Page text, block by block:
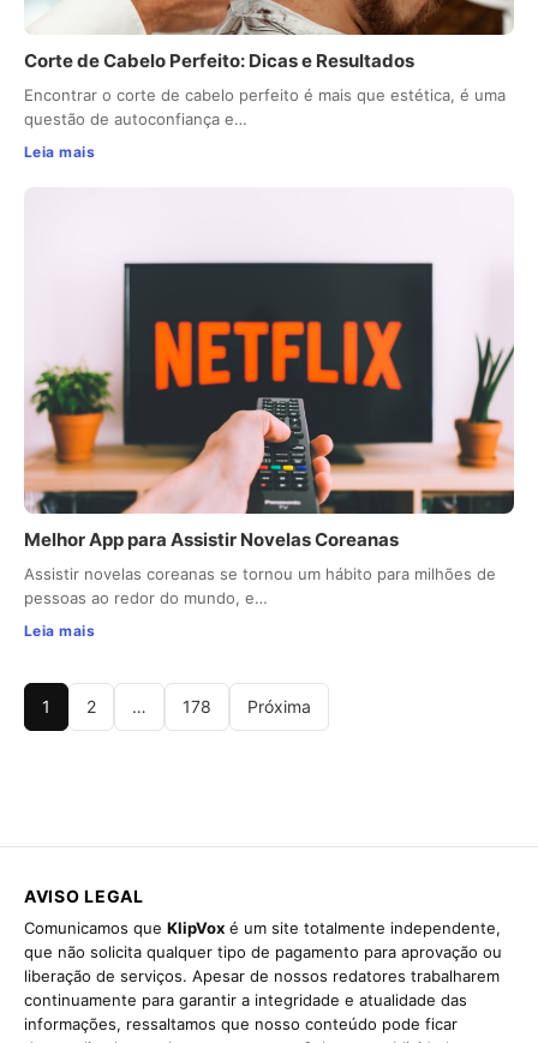
Corte de Cabelo Perfeito: Dicas e Resultados
Encontrar o corte de cabelo perfeito é mais que estética, é uma
questão de autoconfiança e…
Leia mais
Melhor App para Assistir Novelas Coreanas
Assistir novelas coreanas se tornou um hábito para milhões de
pessoas ao redor do mundo, e…
Leia mais
1 2 … 178 Próxima
AVISO LEGAL
Comunicamos que KlipVox é um site totalmente independente,
que não solicita qualquer tipo de pagamento para aprovação ou
liberação de serviços. Apesar de nossos redatores trabalharem
continuamente para garantir a integridade e atualidade das
informações, ressaltamos que nosso conteúdo pode ficar